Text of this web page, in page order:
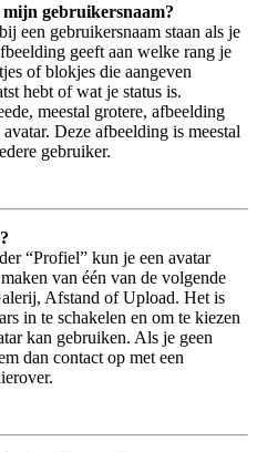
gebruikersnaam?
een gebruikersnaam staan als je
geeft aan welke rang je
of blokjes die aangeven
hebt of wat je status is.
meestal grotere, afbeelding
Deze afbeelding is meestal
gebruiker.
“Profiel” kun je een avatar
van één van de volgende
Afstand of Upload. Het is
in te schakelen en om te kiezen
kan gebruiken. Als je geen
dan contact op met een